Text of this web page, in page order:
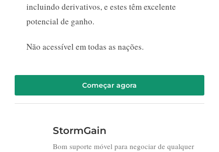
incluindo derivativos, e estes têm excelente
potencial de ganho.
Não acessível em todas as nações.
Começar agora
StormGain
Bom suporte móvel para negociar de qualquer